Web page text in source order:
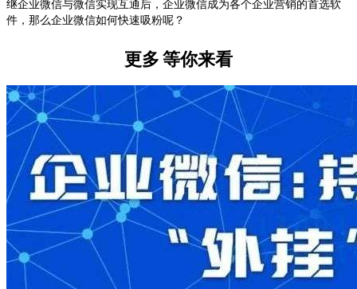
继企业微信与微信实现互通后，企业微信成为各个企业营销的首选软
件，那么企业微信如何快速吸粉呢？
更多等你来看